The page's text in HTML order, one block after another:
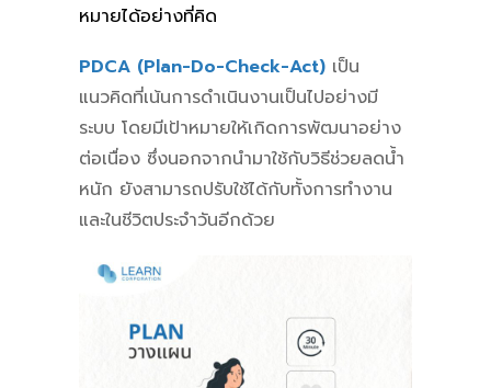
หมายได้อย่างที่คิด
PDCA (Plan-Do-Check-Act) เป็น
แนวคิดที่เน้นการดำเนินงานเป็นไปอย่างมี
ระบบ โดยมีเป้าหมายให้เกิดการพัฒนาอย่าง
ต่อเนื่อง ซึ่งนอกจากนำมาใช้กับวิธีช่วยลดน้ำ
หนัก ยังสามารถปรับใช้ได้กับทั้งการทำงาน
และในชีวิตประจำวันอีกด้วย